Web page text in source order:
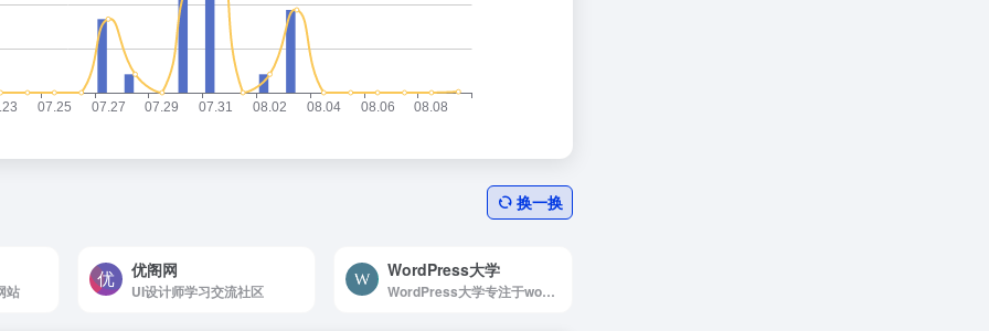
换一换
站
优阁网
UI设计师学习交流社区
WordPress大学
WordPress大学专注于wordpress建站教学,提供wordpress主题,wordpres